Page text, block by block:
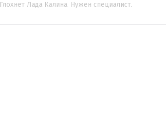
Глохнет Лада Калина. Нужен специалист.